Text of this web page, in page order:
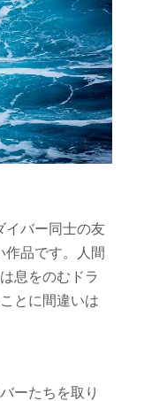
イバー同士の友
作品です。人間
息をのむドラ
とに間違いは
ーたちを取り